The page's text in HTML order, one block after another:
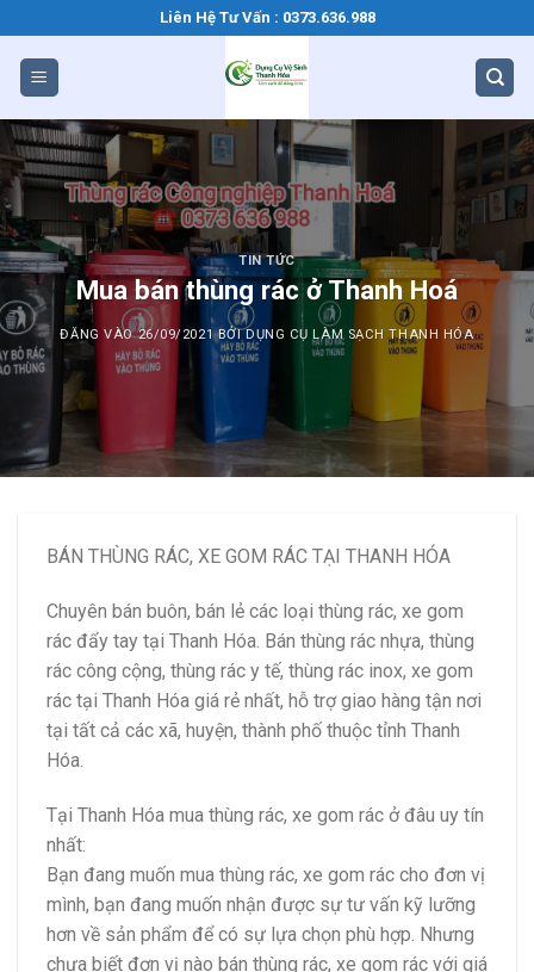
qua
dung
Liên Hệ Tư Vấn : 0373.636.988
TIN TỨC
Mua bán thùng rác ở Thanh Hoá
ĐĂNG VÀO26/09/2021 BỞI DỤNG CỤ LÀM SẠCH THANH HÓA
BÁN THÙNG RÁC, XE GOM RÁC TẠI THANH HÓA
Chuyên bán buôn, bán lẻ các loại thùng rác, xe gom
rác đẩy tay tại Thanh Hóa. Bán thùng rác nhựa, thùng
rác công cộng, thùng rác y tế, thùng rác inox, xe gom
rác tại Thanh Hóa giá rẻ nhất, hỗ trợ giao hàng tận nơi
tại tất cả các xã, huyện, thành phố thuộc tỉnh Thanh
Hóa.
Tại Thanh Hóa mua thùng rác, xe gom rác ở đâu uy tín
nhất:
Bạn đang muốn mua thùng rác, xe gom rác cho đơn vị
mình, bạn đang muốn nhận được sự tư vấn kỹ lưỡng
hơn về sản phẩm để có sự lựa chọn phù hợp. Nhưng
chưa biết đơn vị nào bán thùng rác, xe gom rác với giá